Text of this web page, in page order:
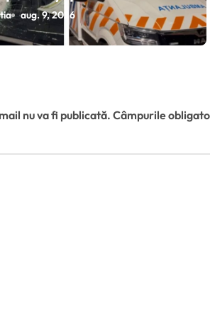
pe fondul unor
de pe TikTok
aug. 9, 2026
nu va fi publicată. Câmpurile